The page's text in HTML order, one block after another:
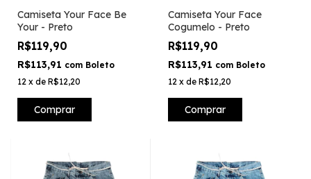
Camiseta Your Face Be
Your - Preto
R$119,90
R$113,91 com Boleto
12 x de R$12,20
Comprar
Camiseta Your Face
Cogumelo - Preto
R$119,90
R$113,91 com Boleto
12 x de R$12,20
Comprar